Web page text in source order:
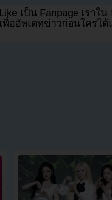
Like เป็น Fanpage เราใน
เพื่ออัพเดทข่าวก่อนใครได้